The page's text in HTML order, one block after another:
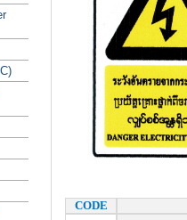
CODE